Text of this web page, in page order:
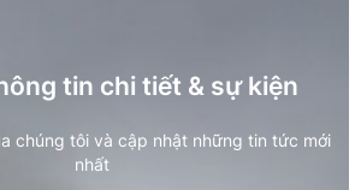
tin chi tiết & sự kiện
chúng tôi và cập nhật những tin tức mới
nhất